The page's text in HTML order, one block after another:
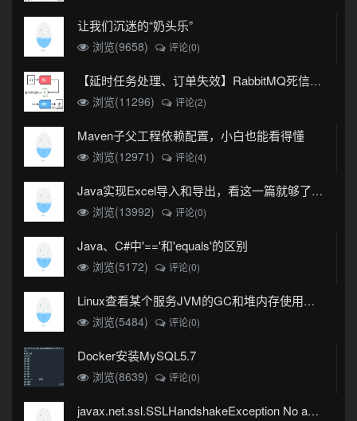
让我们沉迷的“奶头乐”
浏览(9658) 评论(0)
【延时任务处理、订单失效】RabbitMQ死信队列实现
浏览(11296)
评论(2)
Maven子父工程依赖配置，小白也能看得懂
浏览(12971) 评论(4)
Java实现Excel导入和导出，看这一篇就够了(珍藏版)
浏览(13992)
评论(0)
Java、C#中'=='和'equals'的区别
浏览(5172) 评论(0)
Linux查看某个服务JVM的GC和堆内存使用情况
浏览(5484)
评论(0)
Docker安装MySQL5.7
浏览(8639) 评论(0)
javax.net.ssl.SSLHandshakeException No appropriate protocol (protocol is disabled or cipher suites are inappropriate)错误